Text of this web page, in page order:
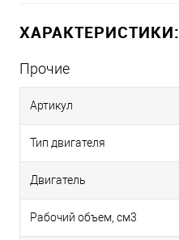
ХАРАКТЕРИСТИКИ:
Прочие
Артикул
Тип двигателя
Двигатель
Рабочий объем, см3